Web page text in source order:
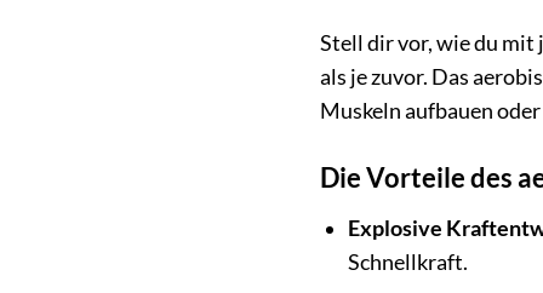
Stell dir vor, wie du mit
als je zuvor. Das
Muskeln aufbauen
Die Vorteile des
Explosive
Schnellkraft.